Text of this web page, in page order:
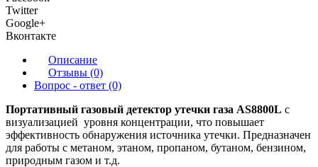
Twitter
Google+
Вконтакте
Описание
Отзывы (0)
Вопрос - ответ (0)
Портативный газовый детектор утечки газа AS8800L с
визуализацией уровня концентрации, что повышает
эффективность обнаружения источника утечки. Предназначен
для работы с метаном, этаном, пропаном, бутаном, бензином,
природным газом и т.д.